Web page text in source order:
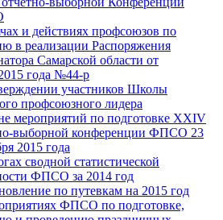
и действиях профсоюзов по
в реализации Распоряжения
Самарской области от
года №44-р
участников Школы
профсоюзного лидера
мероприятий по подготовке XXIV
выборной конференции ФПСО 23
2015 года
сводной статистической
ФПСО за 2014 год
по путевкам на 2015 год
ФПСО по подготовке,